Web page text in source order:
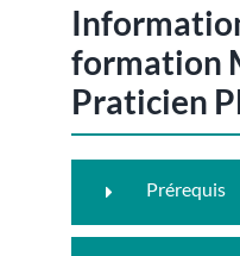
formation
Praticien
Prérequis